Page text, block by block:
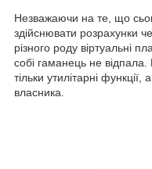
Незважаючи на те, що
здійснювати розрахунки
різного роду віртуальні
собі гаманець не
тільки утилітарні
власника.